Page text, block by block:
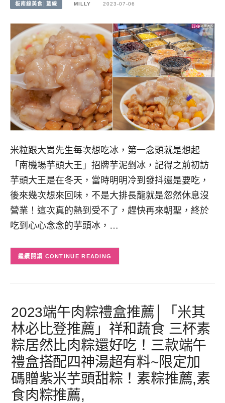
板南線美食│藍線 MILLY 2023-07-06
米粒跟大胃先生每次想吃冰，第一念頭就是想起
「南機場芋頭大王」招牌芋泥剉冰，記得之前初訪
芋頭大王是在冬天，當時明明冷到發抖還是要吃，
後來幾次想來回味，不是大排長龍就是忽然休息沒
營業！這次真的熱到受不了，趕快再來朝聖，終於
吃到心心念念的芋頭冰，…
CONTINUE READING
2023端午肉粽禮盒推薦│「米其
林必比登推薦」祥和蔬食 三杯素
粽居然比肉粽還好吃！三款端午
禮盒搭配四神湯超有料~限定加
碼贈紫米芋頭甜粽！素粽推薦,素
食肉粽推薦,